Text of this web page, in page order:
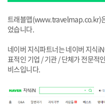
트래블맵(www.travelmap.co.kr)
었습니다.
네이버 지식파트너는 네이버 지식
표적인 기업 / 기관 / 단체가 전문적
비스입니다.